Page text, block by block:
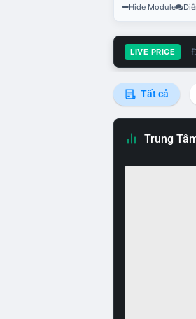
Hide Module
LIVE PRICE
Tất cả
Trung